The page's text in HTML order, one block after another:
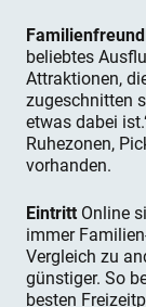
beliebtes
Attraktionen,
zugeschnitten
etwas dabei
Ruhezonen,
vorhanden.
Eintritt Online
immer
Vergleich zu
günstiger. So
besten